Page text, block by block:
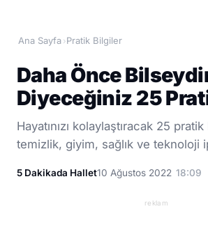
Ana Sayfa ›Pratik Bilgiler
Daha Önce
Diyeceğiniz 25
Hayatınızı kolaylaştıracak 25
temizlik, giyim, sağlık ve teknoloji
5 Dakikada Hallet10 Ağustos 2022 18:09
reklam